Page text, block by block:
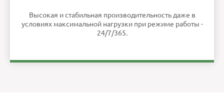
Высокая и стабильная производительность даже в
условиях максимальной нагрузки при режиме работы -
24/7/365.